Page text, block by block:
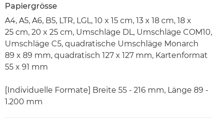
Papiergrösse
A4, A5, A6, B5, LTR, LGL, 10 x 15 cm, 13 x 18 cm, 18 x
25 cm, 20 x 25 cm, Umschläge DL, Umschläge COM10,
Umschläge C5, quadratische Umschläge Monarch
89 x 89 mm, quadratisch 127 x 127 mm, Kartenformat
55 x 91 mm
[Individuelle Formate] Breite 55 - 216 mm, Länge 89 -
1.200 mm